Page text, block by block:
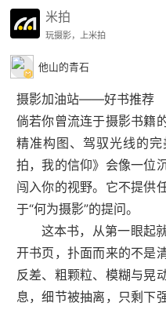
米拍
玩摄影，上米拍
他山的青石
摄影加油站——好书推荐
倘若你曾流连于摄影书籍
精准构图、驾驭光线的
拍，我的信仰》会像一位
闯入你的视野。它不提供
于“何为摄影”的提问。
这本书，从第一眼起就
开书页，扑面而来的不是
反差、粗颗粒、模糊与晃
息，细节被抽离，只剩下